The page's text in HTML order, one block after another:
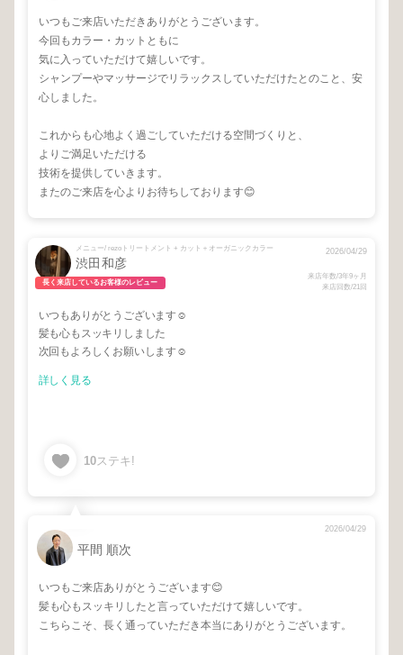
いつもご来店いただきありがとうございます。
今回もカラー・カットともに
気に入っていただけて嬉しいです。
シャンプーやマッサージでリラックスしていただけたとのこと、安
心しました。
これからも心地よく過ごしていただける空間づくりと、
よりご満足いただける
技術を提供していきます。
またのご来店を心よりお待ちしております😊
メニュー/ rezoトリートメント + カット＋オーガニックカラー
渋田和彦
長く来店しているお客様のレビュー
2026/04/29
来店年数/3年9ヶ月
来店回数/21回
いつもありがとうございます☺
髪も心もスッキリしました
次回もよろしくお願いします☺
詳しく見る
10ステキ!
平間 順次
2026/04/29
いつもご来店ありがとうございます😊
髪も心もスッキリしたと言っていただけて嬉しいです。
こちらこそ、長く通っていただき本当にありがとうございます。